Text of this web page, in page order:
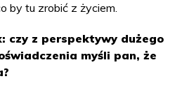
by tu zrobić z życiem.
czy z perspektywy dużego
myśli pan, że